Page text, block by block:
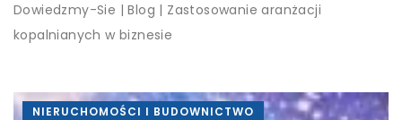
Dowiedzmy-Sie |Blog | Zastosowanie aranżacji
kopalnianych w biznesie
NIERUCHOMOŚCI I BUDOWNICTWO